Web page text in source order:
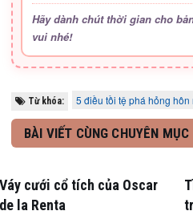
Hãy dành chút thời gian cho
vui nhé!
Từ khóa: 5 điều tồi tệ phá hỏng hôn
BÀI VIẾT CÙNG CHUYÊN MỤC
Váy cưới cổ tích của Oscar
de la Renta